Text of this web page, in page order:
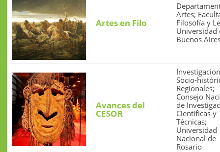
Artes en Filo
Artes;
Filosofía y
Universidad
Buenos
Avances del
CESOR
Socio-
Regionales;
Consejo
de
Científicas y
Técnicas;
Universidad
Nacional de
Rosario